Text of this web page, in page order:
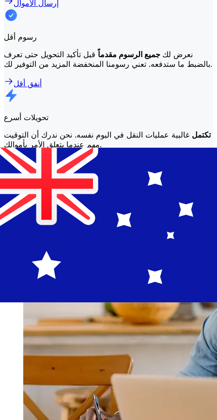
إرسال الأموال
رسوم أقل
نعرض لك جميع الرسوم مقدماًقبل تأكيد التحويل حتى تعرف
بالضبط ما ستدفعه. تعني رسومنا المنخفضة المزيد من التوفير لك.
أنفق أقل
تحويلات أسرع
تكتمل غالبية عمليات النقل في اليوم نفسه. نحن ندرك أن التوقيت
مهم عندما يتعلق الأمر بأموالك.
إرسال أسرع